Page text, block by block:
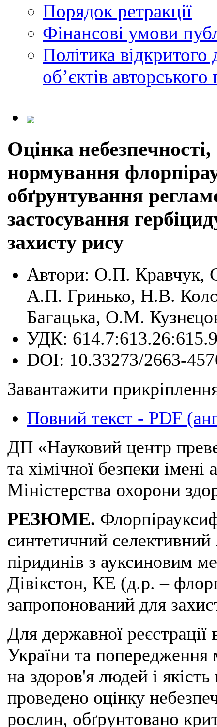
Порядок ретракції
Фінансові умови
Політика
обʼєктів авторського
Оцінка
нормування
обґрунтування
застосування
захисту рису
Автори: О.П. Кравчук,
А.П. Гринько, Н.В.
Багацька, О.М.
УДК:
DOI: 10.33273/2663-
Завантажити
Повний текст - PDF
ДП «Науковий центр
та хімічної безпеки
Міністерства охорони
РЕЗЮМЕ.
синтетичний
піридинів з ауксиновим
Дівікстон, КЕ (д.р. –
запропонований для
Для державної реєстрації
України та попередження
на здоров'я людей і
проведено оцінку
рослин, обґрунтовано